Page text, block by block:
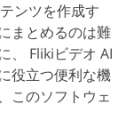
ンツを作成す
まとめるのは難
、 Flikiビデオ AI
役立つ便利な機
このソフトウェ